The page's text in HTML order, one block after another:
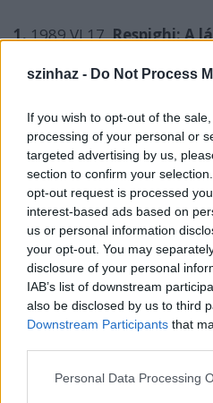
szinhaz - Do Not Process
If you wish to opt-out of the
processing of your personal or
targeted advertising by us,
section to confirm your
opt-out request is processed
interest-based ads based on
us or personal information
your opt-out. You may
disclosure of your personal
IAB’s list of downstream
also be disclosed by us to third
Downstream Participants that
Please note that this website/
Personal Data Processing
1.1989.VI.17.Respighi: A
Mátyás
. 1989/1990 Donizetti:
1990. IX-1994.VII. éves
1994.XI.26.Mozart:
Konstanza
rendező: Kerényi Miklós
1994/1995Rossini:
1996/1997Erkel: Bánk